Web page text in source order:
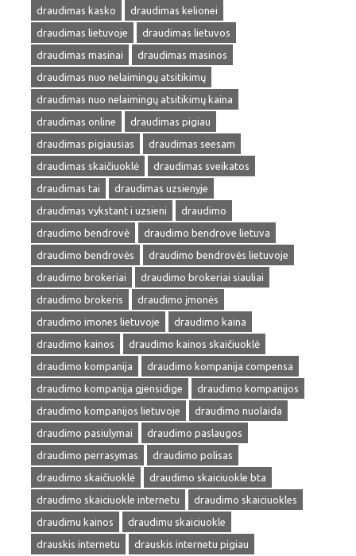
draudimas kasko
draudimas kelionei
draudimas lietuvoje
draudimas lietuvos
draudimas masinai
draudimas masinos
draudimas nuo nelaimingų atsitikimų
draudimas nuo nelaimingų atsitikimų kaina
draudimas online
draudimas pigiau
draudimas pigiausias
draudimas seesam
draudimas skaičiuoklė
draudimas sveikatos
draudimas tai
draudimas uzsienyje
draudimas vykstant i uzsieni
draudimo
draudimo bendrovė
draudimo bendrove lietuva
draudimo bendrovės
draudimo bendrovės lietuvoje
draudimo brokeriai
draudimo brokeriai siauliai
draudimo brokeris
draudimo įmonės
draudimo imones lietuvoje
draudimo kaina
draudimo kainos
draudimo kainos skaičiuoklė
draudimo kompanija
draudimo kompanija compensa
draudimo kompanija gjensidige
draudimo kompanijos
draudimo kompanijos lietuvoje
draudimo nuolaida
draudimo pasiulymai
draudimo paslaugos
draudimo perrasymas
draudimo polisas
draudimo skaičiuoklė
draudimo skaiciuokle bta
draudimo skaiciuokle internetu
draudimo skaiciuokles
draudimu kainos
draudimu skaiciuokle
drauskis internetu
drauskis internetu pigiau